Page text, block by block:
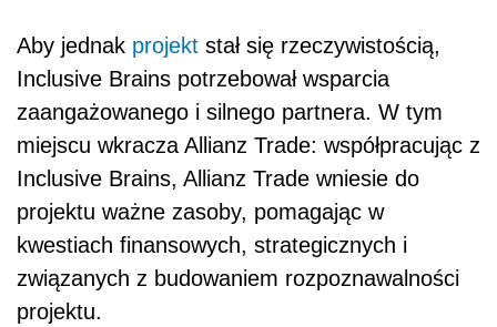
Aby jednak projekt stał się rzeczywistością,
Inclusive Brains potrzebował wsparcia
zaangażowanego i silnego partnera. W tym
miejscu wkracza Allianz Trade: współpracując z
Inclusive Brains, Allianz Trade wniesie do
projektu ważne zasoby, pomagając w
kwestiach finansowych, strategicznych i
związanych z budowaniem rozpoznawalności
projektu.